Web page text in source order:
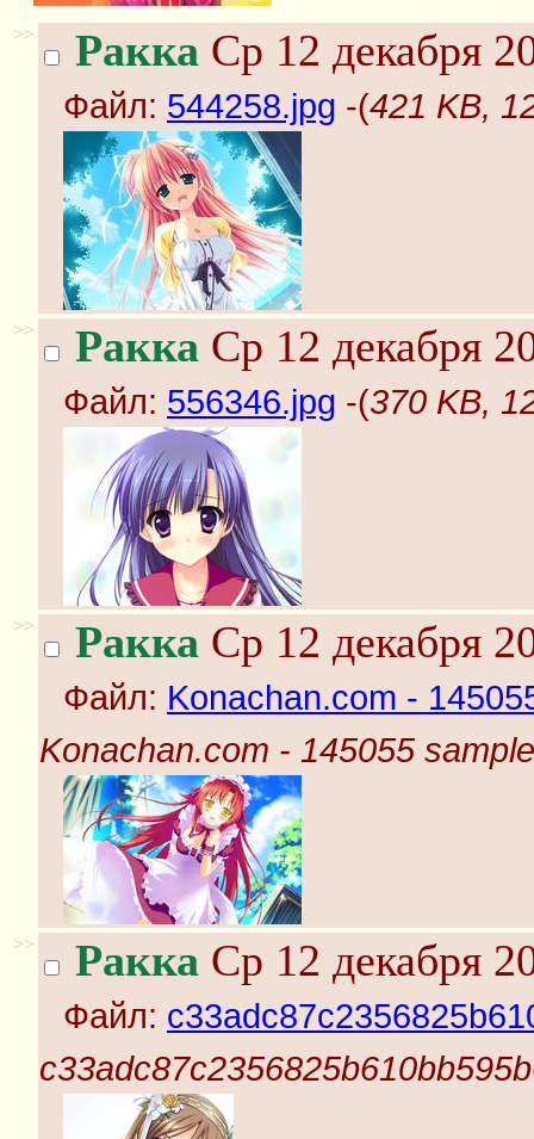
>> Ракка Ср 12 декабря
Файл: 544258.jpg -(421 KB,
>> Ракка Ср 12 декабря
Файл: 556346.jpg -(370 KB,
>> Ракка Ср 12 декабря
Файл: Konachan.com -
Konachan.com - 145055
>> Ракка Ср 12 декабря
Файл: